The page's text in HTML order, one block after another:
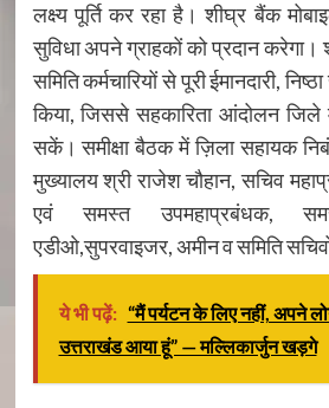
लक्ष्य पूर्ति कर रहा है। शीघ्र बैंक
सुविधा अपने ग्राहकों को प्रदान करेगा।
समिति कर्मचारियों से पूरी ईमानदारी,
किया, जिससे सहकारिता आंदोलन जिले
सकें। समीक्षा बैठक में ज़िला सहायक
मुख्यालय श्री राजेश चौहान, सचिव
एवं समस्त उपमहाप्रबंधक,
एडीओ,सुपरवाइजर, अमीन व समिति
ये भी पढ़ें: “मैं पर्यटन के लिए नहीं, अपने
उत्तराखंड आया हूं” — मल्लिकार्जुन खड़गे